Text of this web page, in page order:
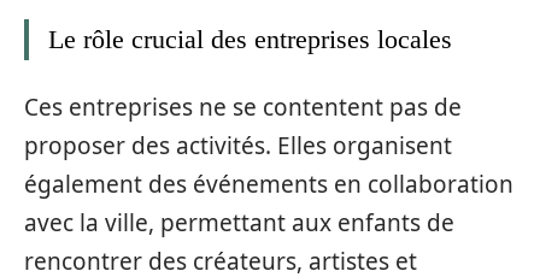
Le rôle crucial des entreprises locales
Ces entreprises ne se contentent pas de
proposer des activités. Elles organisent
également des événements en collaboration
avec la ville, permettant aux enfants de
rencontrer des créateurs, artistes et